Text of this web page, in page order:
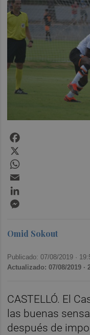
Omid Sokout
Publicado: 07/08/2019 ·
Actualizado: 07/08/2019 ·
CASTELLÓ. El
las buenas
después de